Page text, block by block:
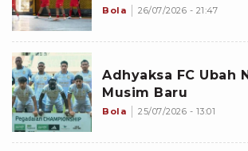
Bola 26/07/2026 - 21:47
Adhyaksa FC Ubah
Musim Baru
Bola 25/07/2026 - 13:01